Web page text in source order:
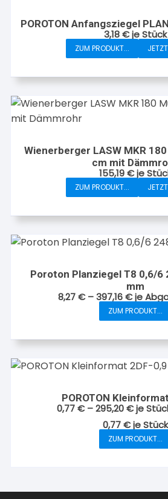
POROTON Anfangsziegel
3,18€je Stück
ZUM PRODUKT...
Wienerberger LASW MKR
cm mit
155,19€je
ZUM PRODUKT...
Poroton Planziegel T8 0,6/6
mm
8,27€–397,16€je
ZUM PRODUKT...
Dieses
weist
mehrere
Die
können
auf
POROTON
0,77€–295,20€je
0,77€jeStück
ZUM PRODUKT...
Dieses